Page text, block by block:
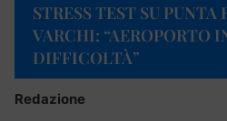
STRESS TEST SU
VARCHI: “AEROPORTO
DIFFICOLTÀ”
Redazione